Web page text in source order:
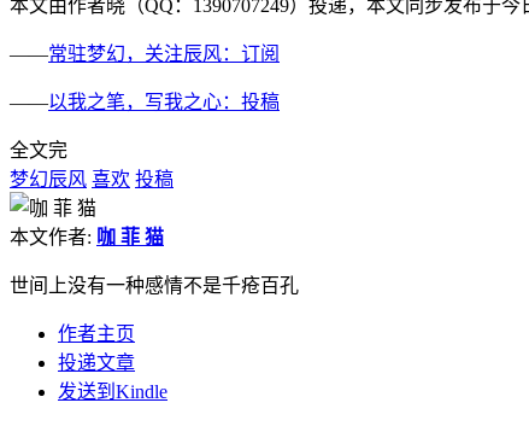
本文由作者晓（QQ：1390707249）投递，本文同步发布于
——常驻梦幻，关注辰风：订阅
——以我之笔，写我之心：投稿
全文完
梦幻辰风 喜欢 投稿
本文作者: 咖 菲 猫
世间上没有一种感情不是千疮百孔
作者主页
投递文章
发送到Kindle